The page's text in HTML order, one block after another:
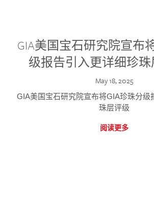
GIA美国宝石研究院宣布
级报告引入更详细珍珠
May 18, 2025
GIA美国宝石研究院宣布将GIA珍珠分级
珠层评级
阅读更多